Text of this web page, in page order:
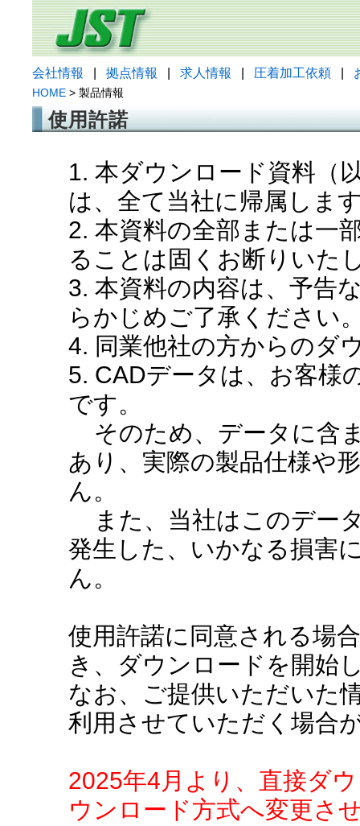
会社情報 拠点情報 求人情報 圧着加工依頼
HOME > 製品情報
使用許諾
1. 本ダウンロード資料（
は、全て当社に帰属しま
2. 本資料の全部または一
ることは固くお断りいた
3. 本資料の内容は、予告
らかじめご了承ください
4. 同業他社の方からのダ
5. CADデータは、お客様
です。
そのため、データに含
あり、実際の製品仕様や
ん。
また、当社はこのデー
発生した、いかなる損害
ん。
使用許諾に同意される場
き、ダウンロードを開始
なお、ご提供いただいた
利用させていただく場合
2025年4月より、直接ダ
ウンロード方式へ変更さ